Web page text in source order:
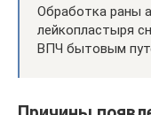
Обработка раны
лейкопластыря
ВПЧ бытовым